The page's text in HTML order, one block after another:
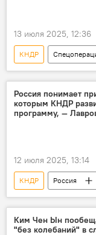
13 июля 2025, 12:36
КНДР
Сергей Лавров
благодарность
Россия понимает
которым КНДР
программу, —
12 июля 2025, 13:14
КНДР Россия
переговоры
Ким Чен Ын
"без колебаний" в